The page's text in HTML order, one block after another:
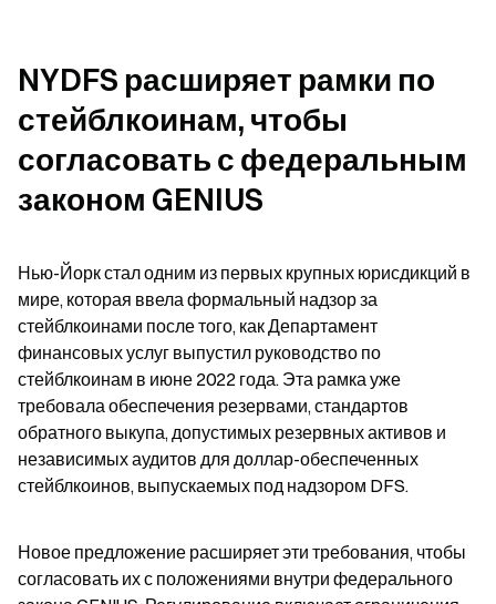
NYDFS расширяет рамки по
стейблкоинам, чтобы
согласовать с федеральным
законом GENIUS
Нью-Йорк стал одним из первых крупных юрисдикций в
мире, которая ввела формальный надзор за
стейблкоинами после того, как Департамент
финансовых услуг выпустил руководство по
стейблкоинам в июне 2022 года. Эта рамка уже
требовала обеспечения резервами, стандартов
обратного выкупа, допустимых резервных активов и
независимых аудитов для доллар-обеспеченных
стейблкоинов, выпускаемых под надзором DFS.
Новое предложение расширяет эти требования, чтобы
согласовать их с положениями внутри федерального